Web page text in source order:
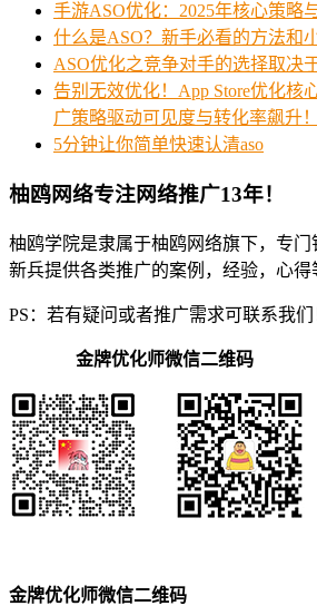
手游ASO优化：2025年核心策略
什么是ASO？新手必看的方法和
ASO优化之竞争对手的选择取决
告别无效优化！App Store优化核
广策略驱动可见度与转化率飙升！
5分钟让你简单快速认清aso
柚鸥网络专注网络推广13年！
柚鸥学院是隶属于柚鸥网络旗下，专
新兵提供各类推广的案例，经验，心得
PS：若有疑问或者推广需求可联系我们
金牌优化师微信二维码
金牌优化师微信二维码